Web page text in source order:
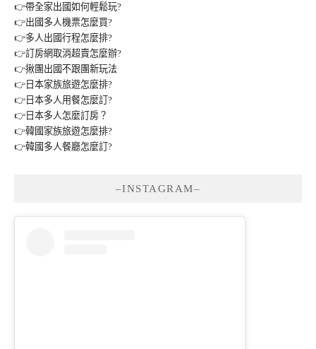
👉帶全家出國如何輕鬆玩?
👉出國多人機票怎麼買?
👉多人出國行程怎麼排?
👉訂房網取消超賣怎麼辦?
👉揪團出國不跟團新玩法
👉日本家族旅遊怎麼排?
👉日本多人用餐怎麼訂?
👉日本多人怎麼訂房？
👉韓國家族旅遊怎麼排?
👉韓國多人餐廳怎麼訂?
–INSTAGRAM–